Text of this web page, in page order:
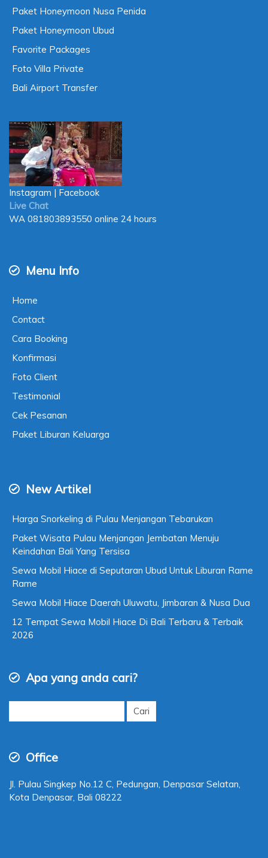
Paket Honeymoon Nusa Penida
Paket Honeymoon Ubud
Favorite Packages
Foto Villa Private
Bali Airport Transfer
Instagram | Facebook
Live Chat
WA 081803893550 online 24 hours
Menu Info
Home
Contact
Cara Booking
Konfirmasi
Foto Client
Testimonial
Cek Pesanan
Paket Liburan Keluarga
New Artikel
Harga Snorkeling di Pulau Menjangan Tebarukan
Paket Wisata Pulau Menjangan Jembatan Menuju
Keindahan Bali Yang Tersisa
Sewa Mobil Hiace di Seputaran Ubud Untuk Liburan Rame
Rame
Sewa Mobil Hiace Daerah Uluwatu, Jimbaran & Nusa Dua
12 Tempat Sewa Mobil Hiace Di Bali Terbaru & Terbaik
2026
Apa yang anda cari?
Cari
Office
Jl. Pulau Singkep No.12 C, Pedungan, Denpasar Selatan,
Kota Denpasar, Bali 08222